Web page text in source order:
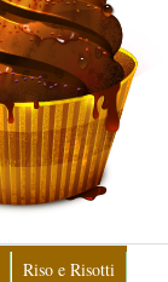
Riso e Risotti